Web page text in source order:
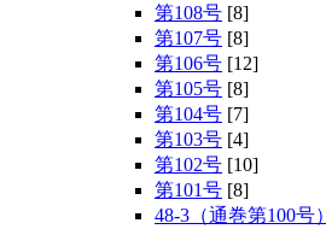
第108号 [8]
第107号 [8]
第106号 [12]
第105号 [8]
第104号 [7]
第103号 [4]
第102号 [10]
第101号 [8]
48-3（通巻第100号）